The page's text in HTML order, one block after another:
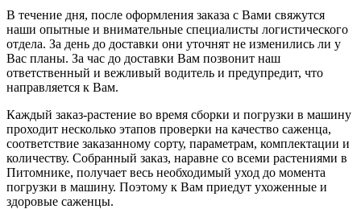
В течение дня, после оформления заказа с Вами свяжутся
наши опытные и внимательные специалисты логистического
отдела. За день до доставки они уточнят не изменились ли у
Вас планы. За час до доставки Вам позвонит наш
ответственный и вежливый водитель и предупредит, что
направляется к Вам.
Каждый заказ-растение во время сборки и погрузки в машину
проходит несколько этапов проверки на качество саженца,
соответствие заказанному сорту, параметрам, комплектации и
количеству. Собранный заказ, наравне со всеми растениями в
Питомнике, получает весь необходимый уход до момента
погрузки в машину. Поэтому к Вам приедут ухоженные и
здоровые саженцы.